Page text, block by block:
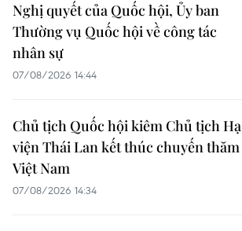
Nghị quyết của Quốc hội, Ủy ban
Thường vụ Quốc hội về công tác
nhân sự
07/08/2026 14:44
Chủ tịch Quốc hội kiêm Chủ tịch Hạ
viện Thái Lan kết thúc chuyến thăm
Việt Nam
07/08/2026 14:34